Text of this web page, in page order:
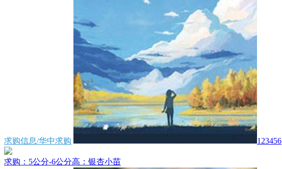
求购信息/华中求购 123456
求购：5公分-6公分高：银杏小苗